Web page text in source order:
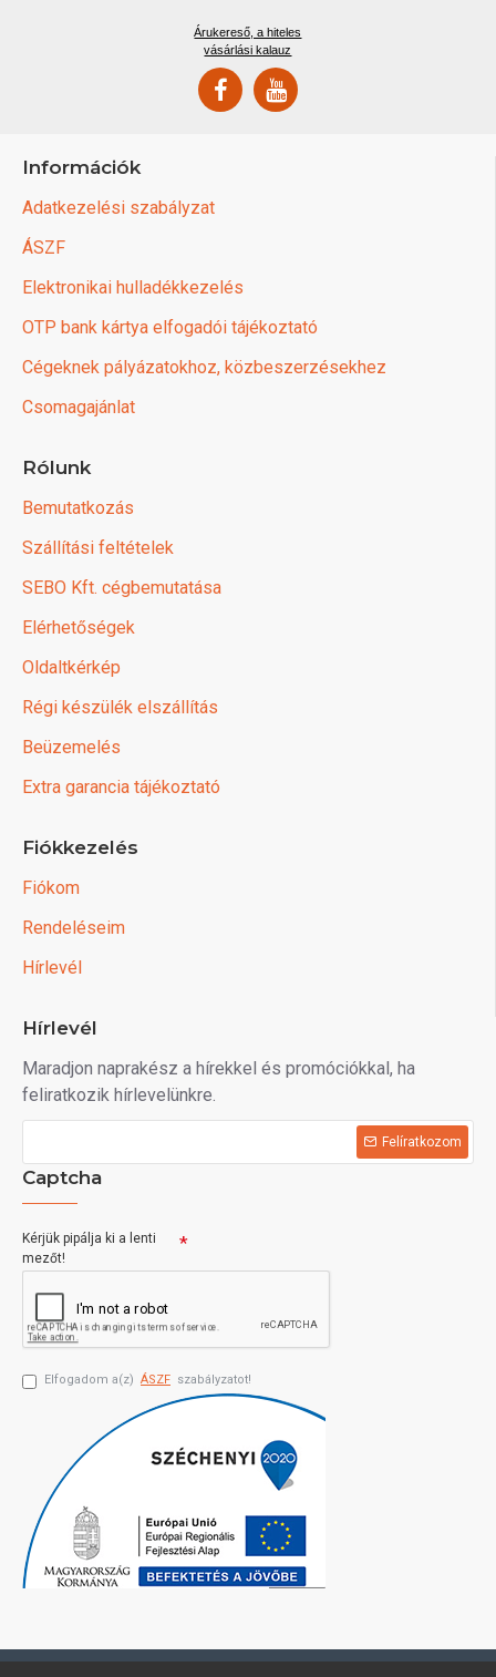
Árukereső, a hiteles
vásárlási kalauz
Információk
Adatkezelési szabályzat
ÁSZF
Elektronikai hulladékkezelés
OTP bank kártya elfogadói tájékoztató
Cégeknek pályázatokhoz, közbeszerzésekhez
Csomagajánlat
Rólunk
Bemutatkozás
Szállítási feltételek
SEBO Kft. cégbemutatása
Elérhetőségek
Oldaltkérkép
Régi készülék elszállítás
Beüzemelés
Extra garancia tájékoztató
Fiókkezelés
Fiókom
Rendeléseim
Hírlevél
Hírlevél
Maradjon naprakész a hírekkel és promóciókkal, ha
feliratkozik hírlevelünkre.
Felíratkozom
Captcha
Kérjük pipálja ki a lenti
mezőt!
Elfogadom a(z) ÁSZF szabályzatot!